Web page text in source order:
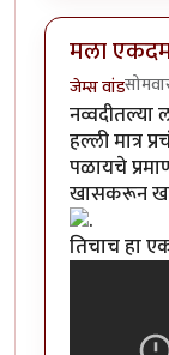
मला
जेम्स वांड
नव्वदीतल्या
हल्ली मात्र
पळायचे
खासकरून
तिचाच हा